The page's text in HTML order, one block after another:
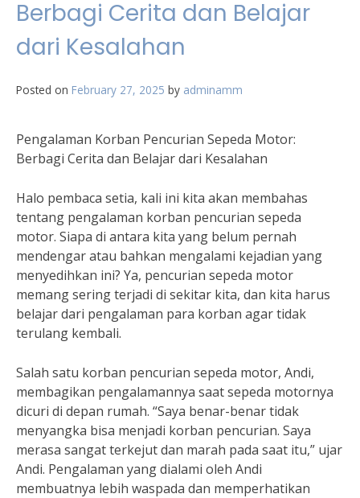
Berbagi Cerita dan Belajar
dari Kesalahan
Posted on February 27, 2025 by adminamm
Pengalaman Korban Pencurian Sepeda Motor:
Berbagi Cerita dan Belajar dari Kesalahan
Halo pembaca setia, kali ini kita akan membahas
tentang pengalaman korban pencurian sepeda
motor. Siapa di antara kita yang belum pernah
mendengar atau bahkan mengalami kejadian yang
menyedihkan ini? Ya, pencurian sepeda motor
memang sering terjadi di sekitar kita, dan kita harus
belajar dari pengalaman para korban agar tidak
terulang kembali.
Salah satu korban pencurian sepeda motor, Andi,
membagikan pengalamannya saat sepeda motornya
dicuri di depan rumah. “Saya benar-benar tidak
menyangka bisa menjadi korban pencurian. Saya
merasa sangat terkejut dan marah pada saat itu,” ujar
Andi. Pengalaman yang dialami oleh Andi
membuatnya lebih waspada dan memperhatikan